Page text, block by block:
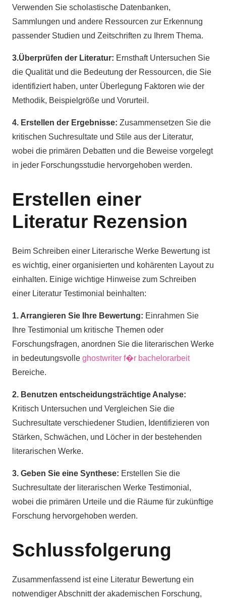
Verwenden Sie scholastische Datenbanken,
Sammlungen und andere Ressourcen zur Erkennung
passender Studien und Zeitschriften zu Ihrem Thema.
3.Überprüfen der Literatur: Ernsthaft Untersuchen Sie
die Qualität und die Bedeutung der Ressourcen, die Sie
identifiziert haben, unter Überlegung Faktoren wie der
Methodik, Beispielgröße und Vorurteil.
4. Erstellen der Ergebnisse: Zusammensetzen Sie die
kritischen Suchresultate und Stile aus der Literatur,
wobei die primären Debatten und die Beweise vorgelegt
in jeder Forschungsstudie hervorgehoben werden.
Erstellen einer
Literatur Rezension
Beim Schreiben einer Literarische Werke Bewertung ist
es wichtig, einer organisierten und kohärenten Layout zu
einhalten. Einige wichtige Hinweise zum Schreiben
einer Literatur Testimonial beinhalten:
1. Arrangieren Sie Ihre Bewertung: Einrahmen Sie
Ihre Testimonial um kritische Themen oder
Forschungsfragen, anordnen Sie die literarischen Werke
in bedeutungsvolle ghostwriter f�r bachelorarbeit
Bereiche.
2. Benutzen entscheidungsträchtige Analyse:
Kritisch Untersuchen und Vergleichen Sie die
Suchresultate verschiedener Studien, Identifizieren von
Stärken, Schwächen, und Löcher in der bestehenden
literarischen Werke.
3. Geben Sie eine Synthese: Erstellen Sie die
Suchresultate der literarischen Werke Testimonial,
wobei die primären Urteile und die Räume für zukünftige
Forschung hervorgehoben werden.
Schlussfolgerung
Zusammenfassend ist eine Literatur Bewertung ein
notwendiger Abschnitt der akademischen Forschung,